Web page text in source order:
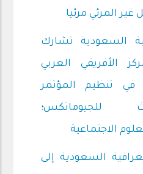
غير المرئي مرئيا
السعودية تشارك
الأفريقي العربي
في تنظيم المؤتمر
للجيوماتكس؛
الاجتماعية
السعودية إلى